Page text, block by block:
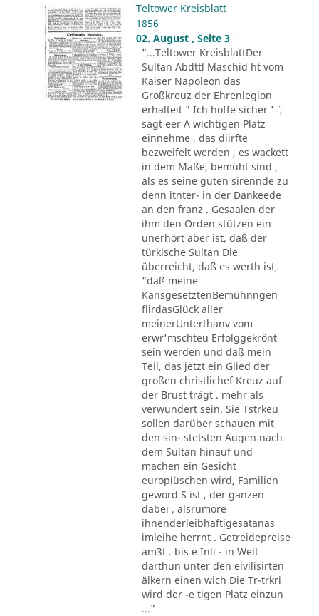
Teltower Kreisblatt
1856
02. August , Seite 3
"...Teltower KreisblattDer
Sultan Abdttl Maschid ht vom
Kaiser Napoleon das
Großkreuz der Ehrenlegion
erhalteit " Ich hoffe sicher ' ´ ,
sagt eer A wichtigen Platz
einnehme , das diirfte
bezweifelt werden , es wackett
in dem Maße, bemüht sind ,
als es seine guten sirennde zu
denn itnter- in der Dankeede
an den franz . Gesaalen der
ihm den Orden stützen ein
unerhört aber ist, daß der
türkische Sultan Die
überreicht, daß es werth ist,
"daß meine
KansgesetztenBemühnngen
flirdasGlück aller
meinerUnterthanv vom
erwr'mschteu Erfolggekrönt
sein werden und daß mein
Teil, das jetzt ein Glied der
großen christlichef Kreuz auf
der Brust trägt . mehr als
verwundert sein. Sie Tstrkeu
sollen darüber schauen mit
den sin- stetsten Augen nach
dem Sultan hinauf und
machen ein Gesicht
europiüschen wird, Familien
geword S ist , der ganzen
dabei , alsrumore
ihnenderleibhaftigesatanas
imleihe herrnt . Getreidepreise
am3t . bis e Inli - in Welt
darthun unter den eivilisirten
älkern einen wich Die Tr-trkri
wird der -e tigen Platz einzun
..."